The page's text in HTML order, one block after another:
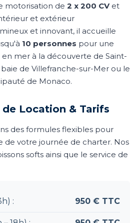
motorisation de 2 x 200 CVet
et extérieur
et innovant, il accueille
10 personnes pour une
mer à la découverte de Saint-
de Villefranche-sur-Mer ou le
de Monaco.
de Location & Tarifs
des formules flexibles pour
de votre journée de charter. Nos
softs ainsi que le service de
: 950 € TTC